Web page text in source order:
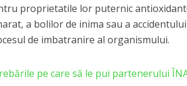
proprietatile lor puternic
a bolilor de inima sau a
de imbatranire al organismului.
pe care să le pui partenerului